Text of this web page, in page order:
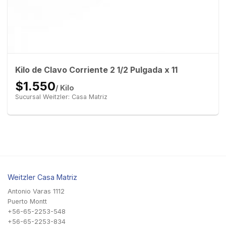
Kilo de Clavo Corriente 2 1/2 Pulgada x 11
$1.550/ Kilo
Sucursal Weitzler: Casa Matriz
Weitzler Casa Matriz
Antonio Varas 1112
Puerto Montt
+56-65-2253-548
+56-65-2253-834